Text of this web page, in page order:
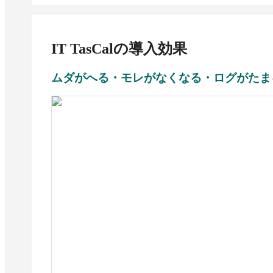
IT TasCalの導入効果
ムダがへる・モレがなくなる・ログがた